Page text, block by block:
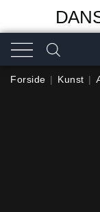
Forside | Kunst |